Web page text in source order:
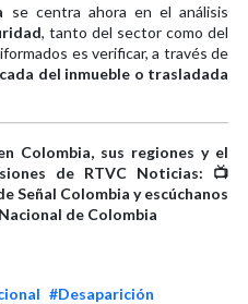
se centra ahora en el análisis
, tanto del sector como del
es verificar, a través de
del inmueble o trasladada
Colombia, sus regiones y el
de RTVC Noticias: 📺
Señal Colombia y escúchanos
de Colombia
#Desaparición